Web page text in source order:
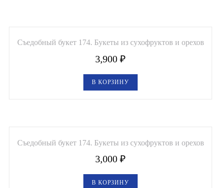
Съедобный букет 174. Букеты из сухофруктов и орехов
3,900 ₽
В КОРЗИНУ
Съедобный букет 174. Букеты из сухофруктов и орехов
3,000 ₽
В КОРЗИНУ